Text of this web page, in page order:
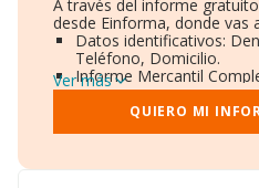
A través del informe
desde Einforma, donde vas
Datos identificativos:
Teléfono, Domicilio.
Informe Mercantil
Gráficos de Evolución
Consejo de
Directivos y Ejecutivos.
Ver más
QUIERO MI